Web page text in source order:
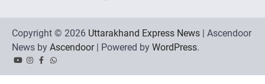
Copyright © 2026 Uttarakhand Express News | Ascendoor
News by Ascendoor| Powered by WordPress.
YouTubeInstagram
Facebook
Whatsapp